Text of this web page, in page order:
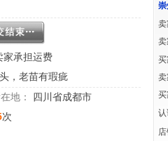
家承担运费
，老苗有瑕疵
地：
四川省成都市
次
崇
卖
买
卖
买
认